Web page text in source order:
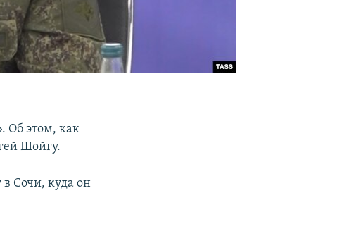
Об этом, как
Шойгу.
в Сочи, куда он